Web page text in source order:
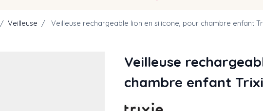
/ Veilleuse / Veilleuse rechargeable lion en silicone, pour chambre enfant
Veilleuse
chambre enfant